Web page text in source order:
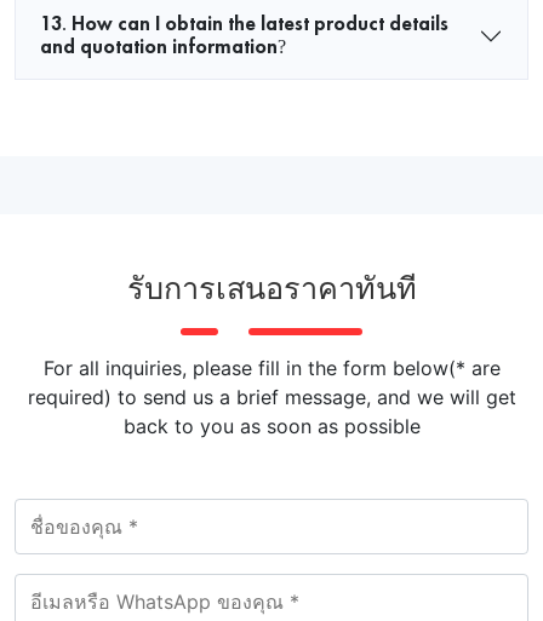
13. How can I obtain the latest product details
and quotation information?
รับการเสนอราคาทันที
For all inquiries, please fill in the form below(* are
required) to send us a brief message, and we will get
back to you as soon as possible